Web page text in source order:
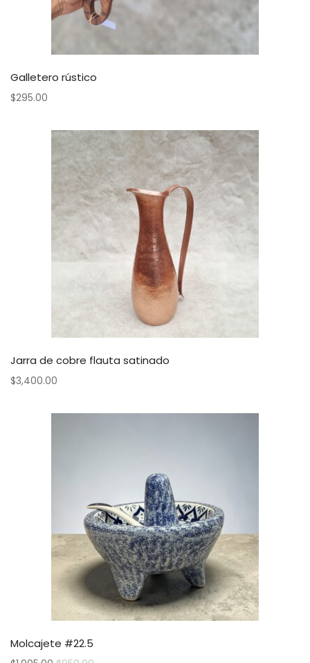
Galletero rústico
$295.00
Jarra de cobre flauta satinado
$3,400.00
Molcajete #22.5